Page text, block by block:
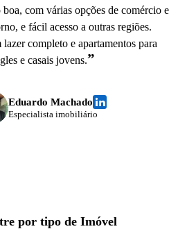
com várias opções de comércio e
e fácil acesso a outras regiões.
completo e apartamentos para
e casais jovens.”
Eduardo Machado
Especialista imobiliário
por tipo de Imóvel